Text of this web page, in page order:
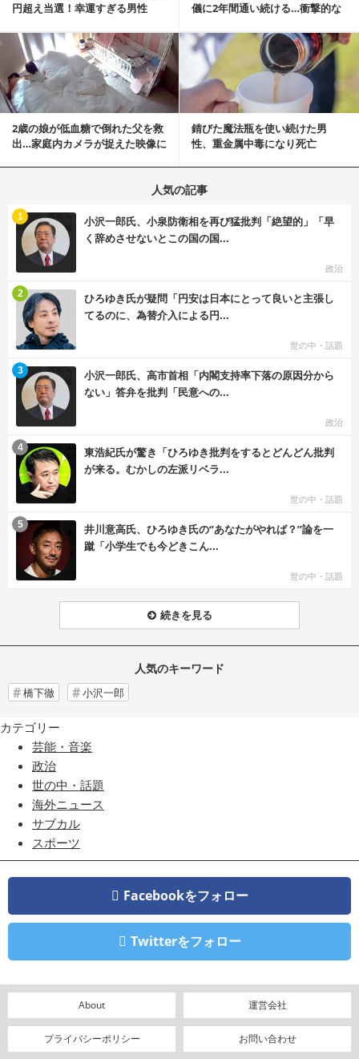
円超え当選！幸運すぎる男性
儀に2年間通い続ける…衝撃的な
2歳の娘が低血糖で倒れた父を救
出…家庭内カメラが捉えた映像に
錆びた魔法瓶を使い続けた男
性、重金属中毒になり死亡
記事を読む
人気の記事
小沢一郎氏、小泉防衛相を再び猛批判「絶望的」「早
く辞めさせないとこの国の国...
政治
1
ひろゆき氏が疑問「円安は日本にとって良いと主張し
てるのに、為替介入による円...
世の中・話題
2
小沢一郎氏、高市首相「内閣支持率下落の原因分から
ない」答弁を批判「民意への...
政治
3
東浩紀氏が驚き「ひろゆき批判をするとどんどん批判
が来る。むかしの左派リベラ...
世の中・話題
4
井川意高氏、ひろゆき氏の“あなたがやれば？”論を一
蹴「小学生でも今どきこん...
世の中・話題
5
続きを見る
人気のキーワード
橋下徹 小沢一郎
カテゴリー
芸能・音楽
政治
世の中・話題
海外ニュース
サブカル
スポーツ
Facebookをフォロー
Twitterをフォロー
About 運営会社
プライバシーポリシー お問い合わせ